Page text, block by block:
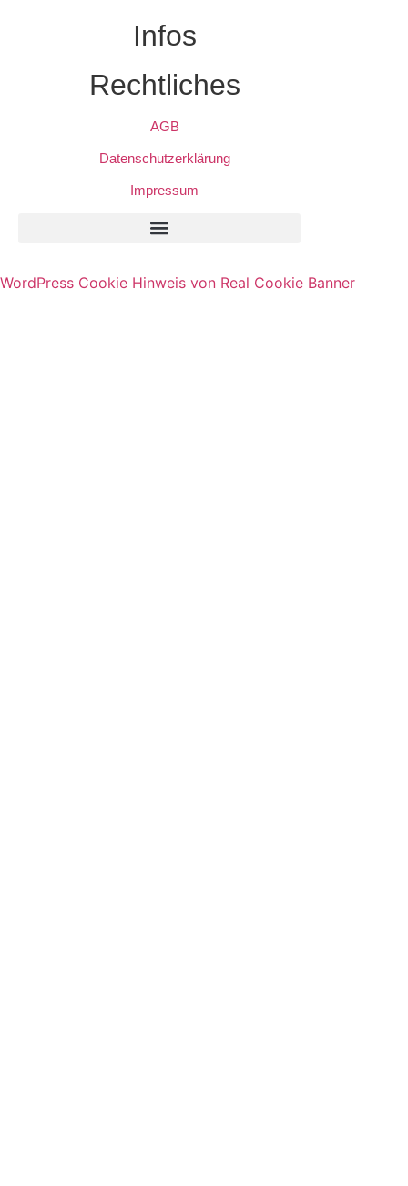
Infos
Rechtliches
AGB
Datenschutzerklärung
Impressum
WordPress Cookie Hinweis von Real Cookie Banner